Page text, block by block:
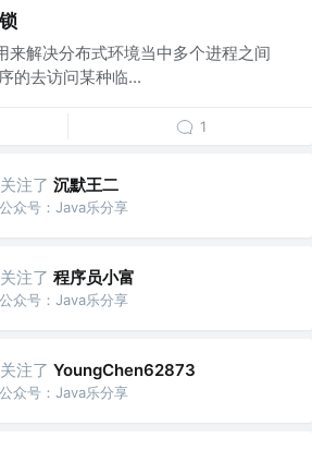
来解决分布式环境当中多个进程之间
的去访问某种临...
1
关注了 沉默王二
众号：Java乐分享
关注了 程序员小富
众号：Java乐分享
关注了 YoungChen62873
众号：Java乐分享